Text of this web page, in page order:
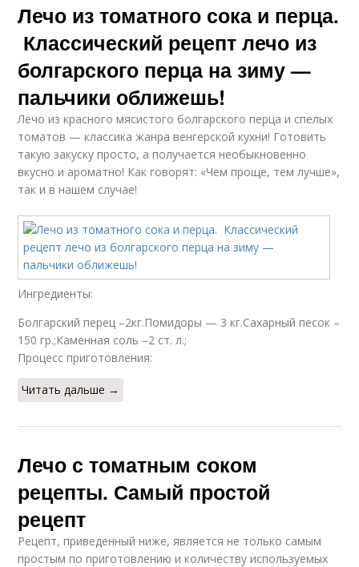
Рецепт на зиму
Лечо из томатного сока и перца.
Классический рецепт лечо из
болгарского перца на зиму —
пальчики оближешь!
Лечо из красного мясистого болгарского перца и спелых
томатов — классика жанра венгерской кухни! Готовить
такую закуску просто, а получается необыкновенно
вкусно и ароматно! Как говорят: «Чем проще, тем лучше»,
так и в нашем случае!
Ингредиенты:
Болгарский перец –2кг.Помидоры — 3 кг.Сахарный песок –
150 гр.;Каменная соль –2 ст. л.;
Процесс приготовления:
Читать дальше →
Лечо с томатным соком
рецепты. Самый простой
рецепт
Рецепт, приведенный ниже, является не только самым
простым по приготовлению и количеству используемых